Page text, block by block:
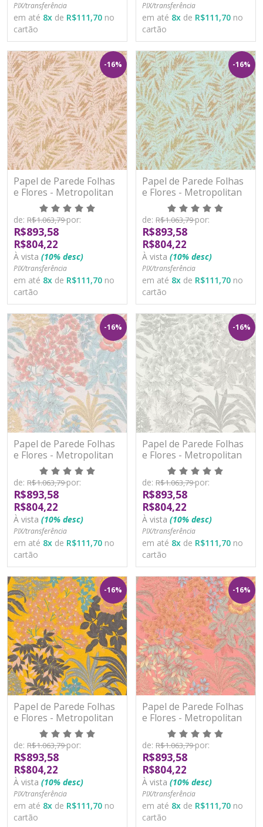
PIX/transferência
em até 8x de R$111,70 no
cartão
PIX/transferência
em até 8x de R$111,70 no
cartão
-16%
Papel de Parede Folhas
e Flores - Metropolitan
Stories 3 - AS391203 -
Vinílico
de: R$1.063,79por:
R$893,58
R$804,22
À vista (10% desc)
PIX/transferência
em até 8x de R$111,70 no
cartão
-16%
Papel de Parede Folhas
e Flores - Metropolitan
Stories 3 - AS391204 -
Vinílico
de: R$1.063,79por:
R$893,58
R$804,22
À vista (10% desc)
PIX/transferência
em até 8x de R$111,70 no
cartão
-16%
Papel de Parede Folhas
e Flores - Metropolitan
Stories 3 - AS391281 -
Vinílico
de: R$1.063,79por:
R$893,58
R$804,22
À vista (10% desc)
PIX/transferência
em até 8x de R$111,70 no
cartão
-16%
Papel de Parede Folhas
e Flores - Metropolitan
Stories 3 - AS391282 -
Vinílico
de: R$1.063,79por:
R$893,58
R$804,22
À vista (10% desc)
PIX/transferência
em até 8x de R$111,70 no
cartão
-16%
Papel de Parede Folhas
e Flores - Metropolitan
Stories 3 - AS391283 -
Vinílico
de: R$1.063,79por:
R$893,58
R$804,22
À vista (10% desc)
PIX/transferência
em até 8x de R$111,70 no
cartão
-16%
Papel de Parede Folhas
e Flores - Metropolitan
Stories 3 - AS391284 -
Vinílico
de: R$1.063,79por:
R$893,58
R$804,22
À vista (10% desc)
PIX/transferência
em até 8x de R$111,70 no
cartão